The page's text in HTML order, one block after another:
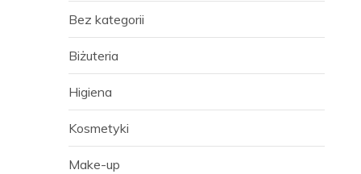
Bez kategorii
Biżuteria
Higiena
Kosmetyki
Make-up